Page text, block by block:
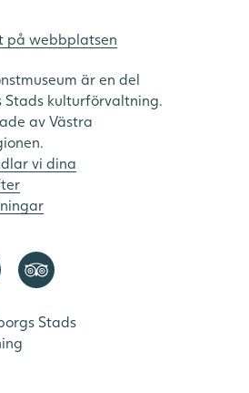
på webbplatsen
är en del
Stads kulturförvaltning.
av Västra
vi dina
Stads